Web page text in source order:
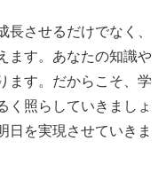
させるだけでなく、
ます。あなたの知識や
ます。だからこそ、学
く照らしていきましょ
日を実現させていきま